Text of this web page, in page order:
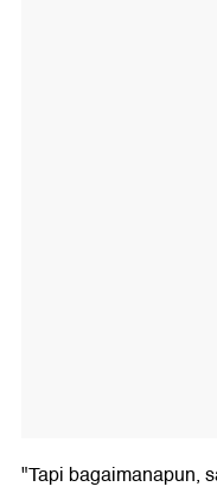
"Tapi bagaimanapun,